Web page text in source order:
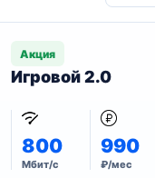
Акция
Игровой 2.0
800
Мбит/с
990
₽/мес